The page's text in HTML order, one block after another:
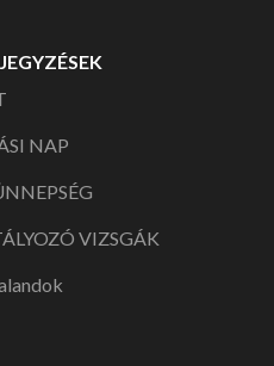
NAP
VIZSGÁK